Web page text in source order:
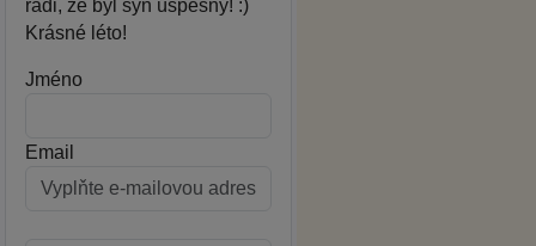
rádi, že byl syn úspěšný! :)
Krásné léto!
Jméno
Email